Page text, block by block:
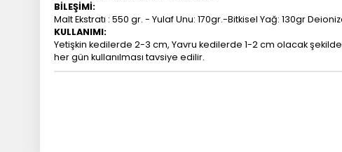
BİLEŞİMİ:
Malt Ekstratı : 550 gr. - Yulaf Unu: 170gr.-Bitkisel Yağ: 130gr
KULLANIMI:
Yetişkin kedilerde 2-3 cm, Yavru kedilerde 1-2 cm olacak şekilde
her gün kullanılması tavsiye edilir.